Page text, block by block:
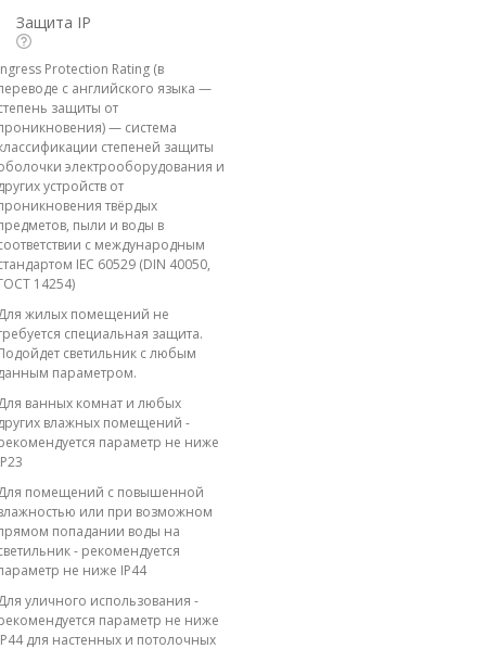
Защита IP
Protection Rating (в
с английского языка —
защиты от
— система
степеней защиты
электрооборудования и
устройств от
твёрдых
пыли и воды в
с международным
IEC 60529 (DIN 40050,
14254)
жилых помещений не
специальная защита.
светильник с любым
параметром.
ванных комнат и любых
влажных помещений -
параметр не ниже
помещений с повышенной
или при возможном
попадании воды на
- рекомендуется
не ниже IP44
уличного использования -
параметр не ниже
для настенных и потолочных